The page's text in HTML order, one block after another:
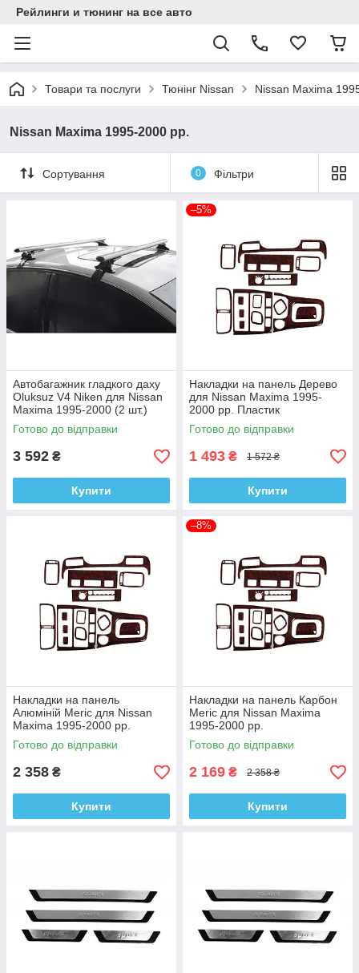
Рейлинги и тюнинг на все авто
Товари та послуги Тюнінг Nissan Nissan Maxima
Nissan Maxima 1995-2000 рр.
Сортування 0 Фільтри
Автобагажник гладкого даху
Oluksuz V4 Niken для Nissan
Maxima 1995-2000 (2 шт.)
Готово до відправки
3 592 ₴
Купити
–5%
Накладки на панель Дерево
для Nissan Maxima 1995-
2000 рр. Пластик
Готово до відправки
1 493 ₴ 1 572 ₴
Купити
Накладки на панель
Алюміній Meric для Nissan
Maxima 1995-2000 рр.
Готово до відправки
2 358 ₴
Купити
–8%
Накладки на панель Карбон
Meric для Nissan Maxima
1995-2000 рр.
Готово до відправки
2 169 ₴ 2 358 ₴
Купити